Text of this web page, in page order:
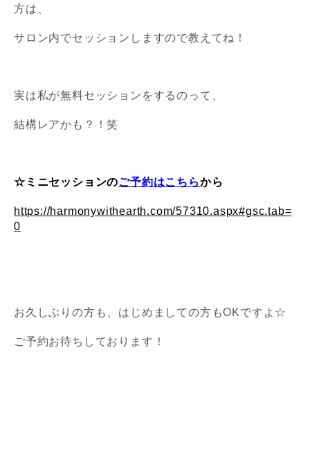
方は、
サロン内でセッションしますので教えてね！
実は私が無料セッションをするのって、
結構レアかも？！笑
☆ミニセッションのご予約はこちらから
https://harmonywithearth.com/57310.aspx#gsc.tab=
0
お久しぶりの方も、はじめましての方もOKですよ☆
ご予約お待ちしております！